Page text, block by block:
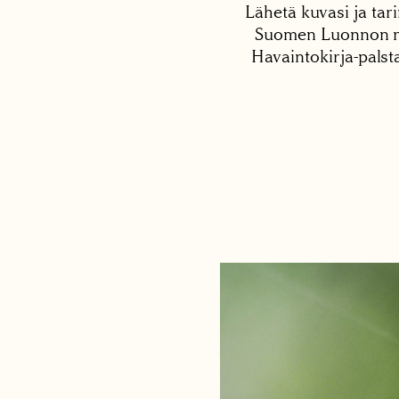
Lähetä kuvasi ja
Suomen Luonnon
Havaintokirja-